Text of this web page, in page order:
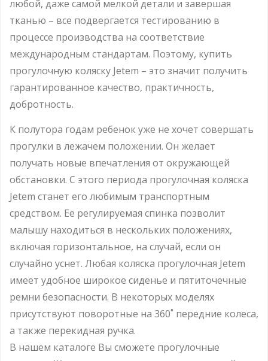
любой, даже самой мелкой детали и завершая
тканью – все подвергается тестированию в
процессе производства на соответствие
международным стандартам. Поэтому, купить
прогулочную коляску Jetem – это значит получить
гарантированное качество, практичность,
добротность.
К полутора годам ребенок уже не хочет совершать
прогулки в лежачем положении. Он желает
получать новые впечатления от окружающей
обстановки. С этого периода прогулочная коляска
Jetem станет его любимым транспортным
средством. Ее регулируемая спинка позволит
малышу находиться в нескольких положениях,
включая горизонтальное, на случай, если он
случайно уснет. Любая коляска прогулочная Jetem
имеет удобное широкое сиденье и пятиточечные
ремни безопасности. В некоторых моделях
присутствуют поворотные на 360˚ передние колеса,
а также перекидная ручка.
В нашем каталоге Вы сможете прогулочные